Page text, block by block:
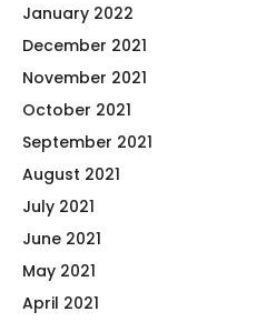
January 2022
December 2021
November 2021
October 2021
September 2021
August 2021
July 2021
June 2021
May 2021
April 2021